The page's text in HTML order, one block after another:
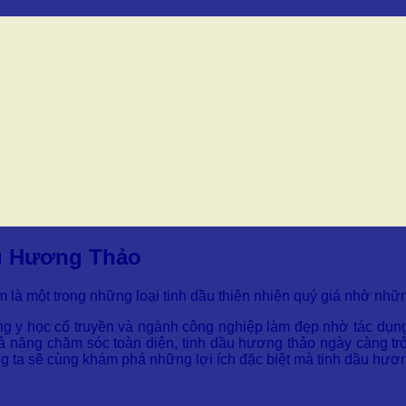
Hương Thảo
là một trong những loại tinh dầu thiên nhiên quý giá nhờ
học cổ truyền và ngành công nghiệp làm đẹp nhờ tác
chăm sóc toàn diện, tinh dầu hương thảo ngày càng
ta sẽ cùng khám phá những lợi ích đặc biệt mà tinh dầu